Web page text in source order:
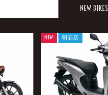
NEW BIKES
NEW 明石店